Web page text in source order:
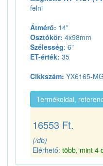
felni
Átmérő: 14"
Osztókör: 4x98mm
Szélesség: 6"
ET-érték: 35
Cikkszám: YX6165-
Termékoldal,
16553 Ft.
(/db)
Elérhető: több, mint 4